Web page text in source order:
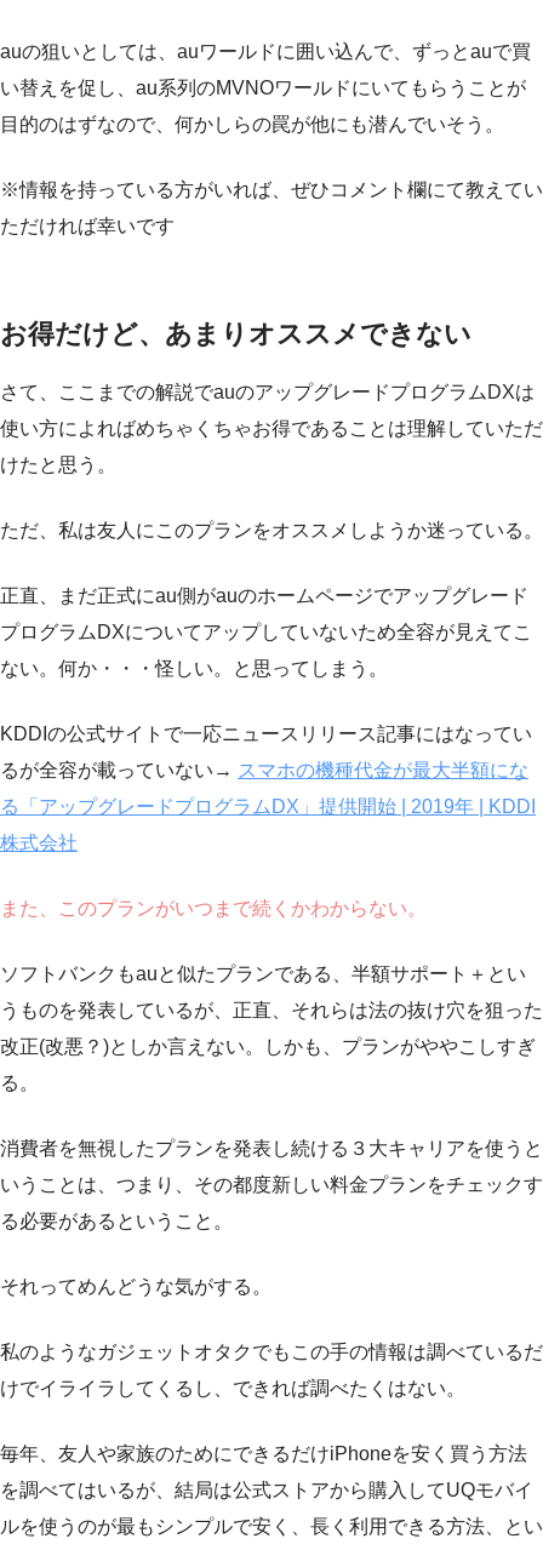
auの狙いとしては、auワールドに囲い込んで、ずっとauで買
い替えを促し、au系列のMVNOワールドにいてもらうことが
目的のはずなので、何かしらの罠が他にも潜んでいそう。
※情報を持っている方がいれば、ぜひコメント欄にて教えてい
ただければ幸いです
お得だけど、あまりオススメできない
さて、ここまでの解説でauのアップグレードプログラムDXは
使い方によればめちゃくちゃお得であることは理解していただ
けたと思う。
ただ、私は友人にこのプランをオススメしようか迷っている。
正直、まだ正式にau側がauのホームページでアップグレード
プログラムDXについてアップしていないため全容が見えてこ
ない。何か・・・怪しい。と思ってしまう。
KDDIの公式サイトで一応ニュースリリース記事にはなってい
るが全容が載っていない→ スマホの機種代金が最大半額にな
る「アップグレードプログラムDX」提供開始 | 2019年 | KDDI
株式会社
また、このプランがいつまで続くかわからない。
ソフトバンクもauと似たプランである、半額サポート＋とい
うものを発表しているが、正直、それらは法の抜け穴を狙った
改正(改悪？)としか言えない。しかも、プランがややこしすぎ
る。
消費者を無視したプランを発表し続ける３大キャリアを使うと
いうことは、つまり、その都度新しい料金プランをチェックす
る必要があるということ。
それってめんどうな気がする。
私のようなガジェットオタクでもこの手の情報は調べているだ
けでイライラしてくるし、できれば調べたくはない。
毎年、友人や家族のためにできるだけiPhoneを安く買う方法
を調べてはいるが、結局は公式ストアから購入してUQモバイ
ルを使うのが最もシンプルで安く、長く利用できる方法、とい